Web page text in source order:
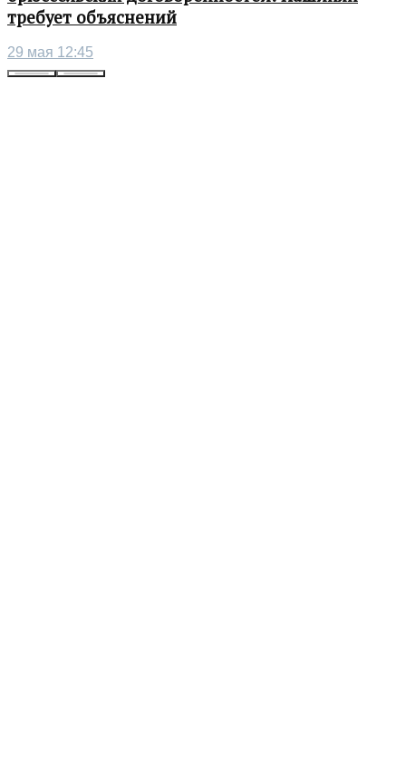
требует объяснений
29 мая 12:45